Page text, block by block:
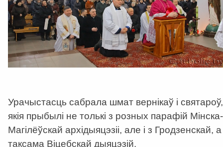
Урачыстасць сабрала шмат вернікаў і святароў,
якія прыбылі не толькі з розных парафій Мінска-
Магілёўскай архідыяцэзіі, але і з Гродзенскай, а
таксама Віцебскай дыяцэзій.